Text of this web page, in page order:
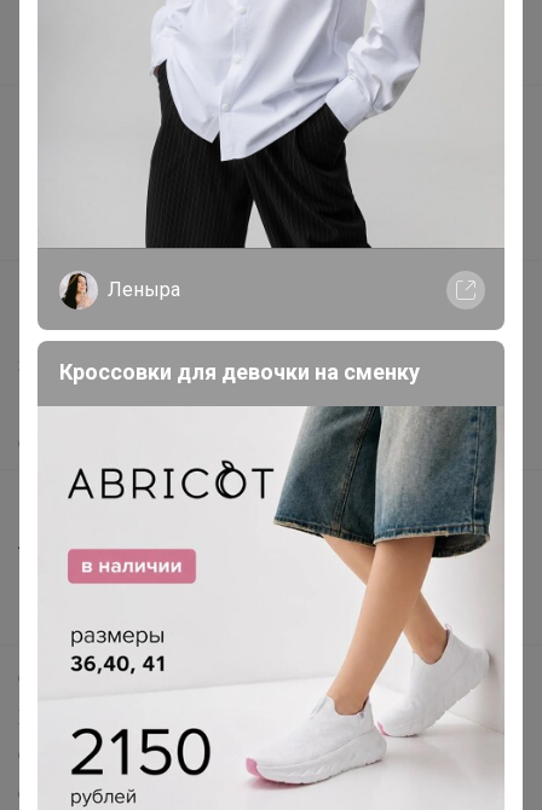
Подарочные сертификаты
Реклама на сайте
support@24-ok.ru
Написать в поддержку
Защита покупателя
Помощь
О нас
Все предложения
Анонсы
Новости
Самое выгодное
Хиты продаж
Самое желанное
Самое быстрое
Леныра
Кроссовки для девочки на сменку